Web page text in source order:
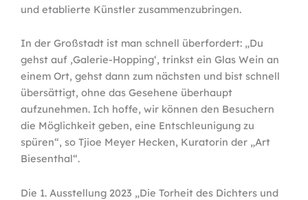
und etablierte Künstler zusammenzubringen.
In der Großstadt ist man schnell überfordert: „Du
gehst auf ‚Galerie-Hopping‘, trinkst ein Glas Wein an
einem Ort, gehst dann zum nächsten und bist schnell
übersättigt, ohne das Gesehene überhaupt
aufzunehmen. Ich hoffe, wir können den Besuchern
die Möglichkeit geben, eine Entschleunigung zu
spüren“, so Tjioe Meyer Hecken, Kuratorin der „Art
Biesenthal“.
Die 1. Ausstellung 2023 „Die Torheit des Dichters und